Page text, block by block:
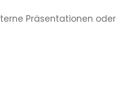
Präsentationen oder